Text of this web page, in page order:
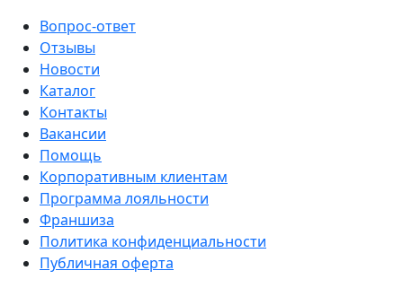
Вопрос-ответ
Отзывы
Новости
Каталог
Контакты
Вакансии
Помощь
Корпоративным клиентам
Программа лояльности
Франшиза
Политика конфиденциальности
Публичная оферта